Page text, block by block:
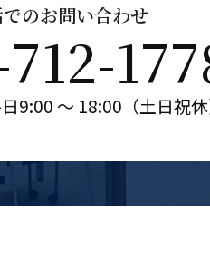
のお問い合わせ
9:00 ～ 18:00（土日祝休